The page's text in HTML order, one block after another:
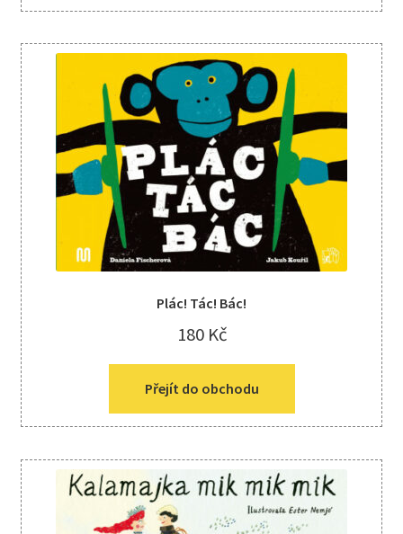
Plác! Tác! Bác!
180 Kč
Přejít do obchodu